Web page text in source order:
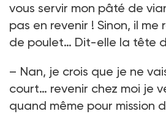
vous servir mon pâté de
pas en revenir ! Sinon, il me
de poulet… Dit-elle la tête
– Nan, je crois que je ne
court… revenir chez moi je
quand même pour mission